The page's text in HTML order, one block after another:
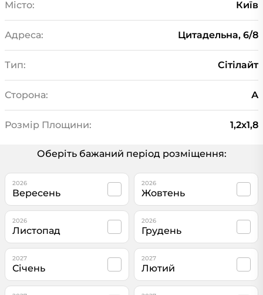
Місто: Київ
Адреса: Цитадельна, 6/8
Тип: Сiтiлайт
Сторона: А
Розмір Площини: 1,2x1,8
Оберіть бажаний період розміщення:
2026
Вересень
2026
Жовтень
2026
Листопад
2026
Грудень
2027
Січень
2027
Лютий